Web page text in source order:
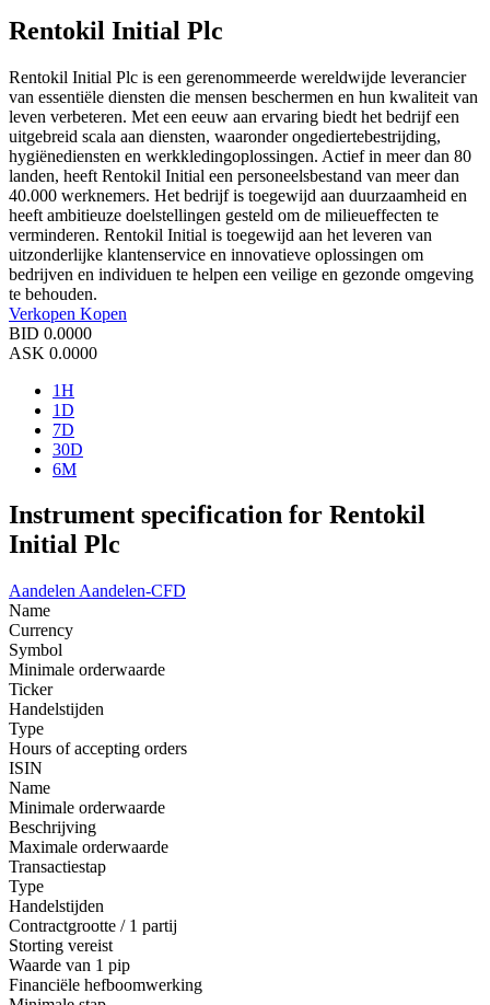
Rentokil Initial Plc
Rentokil Initial Plc is een gerenommeerde wereldwijde leverancier
van essentiële diensten die mensen beschermen en hun kwaliteit van
leven verbeteren. Met een eeuw aan ervaring biedt het bedrijf een
uitgebreid scala aan diensten, waaronder ongediertebestrijding,
hygiënediensten en werkkledingoplossingen. Actief in meer dan 80
landen, heeft Rentokil Initial een personeelsbestand van meer dan
40.000 werknemers. Het bedrijf is toegewijd aan duurzaamheid en
heeft ambitieuze doelstellingen gesteld om de milieueffecten te
verminderen. Rentokil Initial is toegewijd aan het leveren van
uitzonderlijke klantenservice en innovatieve oplossingen om
bedrijven en individuen te helpen een veilige en gezonde omgeving
te behouden.
Verkopen Kopen
BID 0.0000
ASK 0.0000
1H
1D
7D
30D
6M
Instrument specification for Rentokil
Initial Plc
Aandelen Aandelen-CFD
Name
Currency
Symbol
Minimale orderwaarde
Ticker
Handelstijden
Type
Hours of accepting orders
ISIN
Name
Minimale orderwaarde
Beschrijving
Maximale orderwaarde
Transactiestap
Type
Handelstijden
Contractgrootte / 1 partij
Storting vereist
Waarde van 1 pip
Financiële hefboomwerking